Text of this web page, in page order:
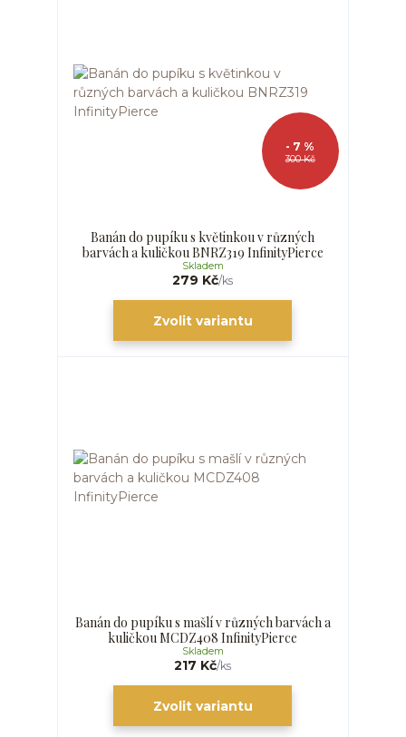
300 Kč
- 7 %
Banán do pupíku s květinkou v různých
barvách a kuličkou BNRZ319 InfinityPierce
279 Kč/ks
Skladem
Zvolit variantu
Banán do pupíku s mašlí v různých barvách a
kuličkou MCDZ408 InfinityPierce
217 Kč/ks
Skladem
Zvolit variantu